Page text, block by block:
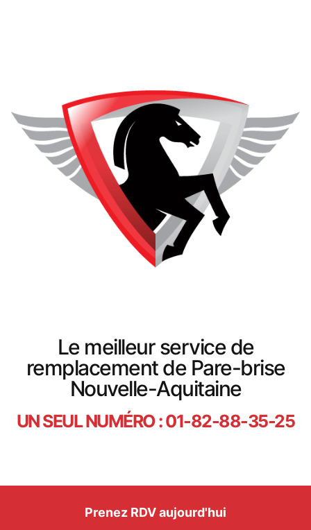
Le meilleur service de
remplacement de Pare-brise
Nouvelle-Aquitaine
UN SEUL NUMÉRO : 01-82-88-35-25
Prenez RDV aujourd'hui